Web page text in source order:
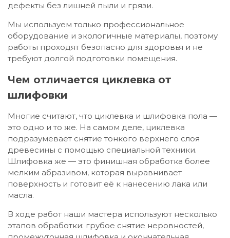
дефекты без лишней пыли и грязи.
Мы используем только профессиональное
оборудование и экологичные материалы, поэтому
работы проходят безопасно для здоровья и не
требуют долгой подготовки помещения.
Чем отличается циклевка от
шлифовки
Многие считают, что циклевка и шлифовка пола —
это одно и то же. На самом деле, циклевка
подразумевает снятие тонкого верхнего слоя
древесины с помощью специальной техники.
Шлифовка же — это финишная обработка более
мелким абразивом, которая выравнивает
поверхность и готовит её к нанесению лака или
масла.
В ходе работ наши мастера используют несколько
этапов обработки: грубое снятие неровностей,